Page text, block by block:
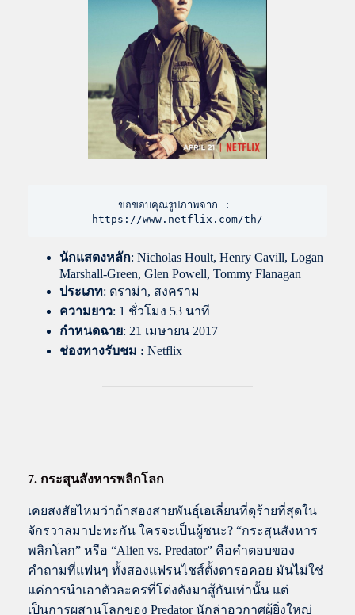
ขอขอบคุณรูปภาพจาก :
https://www.netflix.com/th/
นักแสดงหลัก: Nicholas Hoult, Henry Cavill, Logan
Marshall-Green, Glen Powell, Tommy Flanagan
ประเภท: ดราม่า, สงคราม
ความยาว: 1 ชั่วโมง 53 นาที
กำหนดฉาย: 21 เมษายน 2017
ช่องทางรับชม : Netflix
7. กระสุนสังหารพลิกโลก
เคยสงสัยไหมว่าถ้าสองสายพันธุ์เอเลี่ยนที่ดุร้ายที่สุดใน
จักรวาลมาปะทะกัน ใครจะเป็นผู้ชนะ? “กระสุนสังหาร
พลิกโลก” หรือ “Alien vs. Predator” คือคำตอบของ
คำถามที่แฟนๆ ทั้งสองแฟรนไชส์ตั้งตารอคอย มันไม่ใช่
แค่การนำเอาตัวละครที่โด่งดังมาสู้กันเท่านั้น แต่
เป็นการผสานโลกของ Predator นักล่าอวกาศผู้ยิ่งใหญ่